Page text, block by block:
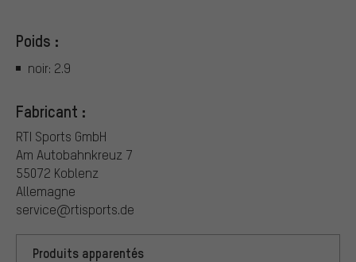
Poids :
noir: 2.9
Fabricant :
RTI Sports GmbH
Am Autobahnkreuz 7
55072 Koblenz
Allemagne
service@rtisports.de
Produits apparentés